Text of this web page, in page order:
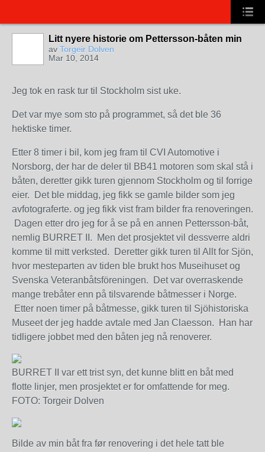
Litt nyere historie om Pettersson-båten min
av Torgeir Dolven
Mar 10, 2014
Jeg tok en rask tur til Stockholm sist uke.
Det var mye som sto på programmet, så det ble 36
hektiske timer.
Etter 8 timer i bil, kom jeg fram til CVI Automotive i
Norsborg, der har de deler til BB41 motoren som skal stå i
båten, deretter gikk turen gjennom Stockholm og til forrige
eier. Det ble middag, jeg fikk se gamle bilder som jeg
avfotograferte. og jeg fikk vist fram bilder fra renoveringen.
Dagen etter dro jeg for å se på en annen Pettersson-båt,
nemlig BURRET II. Men det prosjektet vil dessverre aldri
komme til mitt verksted. Deretter gikk turen til Allt for Sjön,
hvor mesteparten av tiden ble brukt hos Museihuset og
Svenska Veteranbåtsföreningen. Det var overraskende
mange trebåter enn på tilsvarende båtmesser i Norge.
Etter noen timer på båtmesse, gikk turen til Sjöhistoriska
Museet der jeg hadde avtale med Jan Claesson. Han har
tidligere jobbet med den båten jeg nå renoverer.
BURRET II var ett trist syn, det kunne blitt en båt med
flotte linjer, men prosjektet er for omfattende for meg.
FOTO: Torgeir Dolven
Bilde av min båt fra før renovering i det hele tatt ble